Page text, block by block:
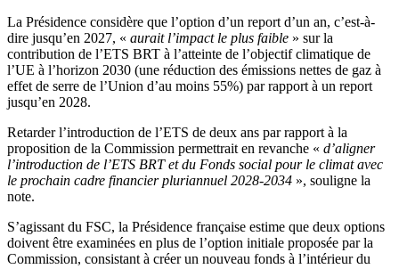
La Présidence considère que l’option d’un report d’un an, c’est-à-
dire jusqu’en 2027, « aurait l’impact le plus faible » sur la
contribution de l’ETS BRT à l’atteinte de l’objectif climatique de
l’UE à l’horizon 2030 (une réduction des émissions nettes de gaz à
effet de serre de l’Union d’au moins 55%) par rapport à un report
jusqu’en 2028.
Retarder l’introduction de l’ETS de deux ans par rapport à la
proposition de la Commission permettrait en revanche « d’aligner
l’introduction de l’ETS BRT et du Fonds social pour le climat avec
le prochain cadre financier pluriannuel 2028-2034 », souligne la
note.
S’agissant du FSC, la Présidence française estime que deux options
doivent être examinées en plus de l’option initiale proposée par la
Commission, consistant à créer un nouveau fonds à l’intérieur du